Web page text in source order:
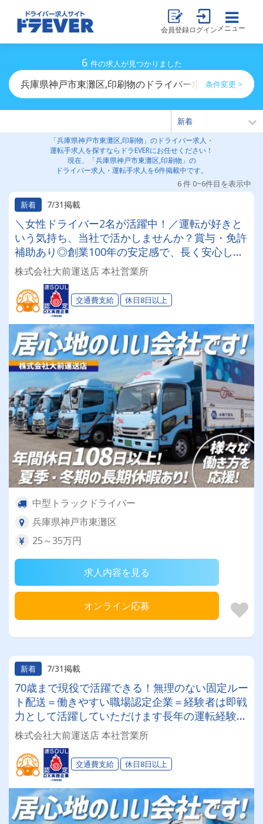
会員登録ログイン メニュー
6 件の求人が見つかりました
兵庫県神戸市東灘区,印刷物のドライバー求人・運転手求
条件変更 >
「兵庫県神戸市東灘区,印刷物」のドライバー求人・
運転手求人を探すならドラEVERにお任せください！
現在、「兵庫県神戸市東灘区,印刷物」の
ドライバー求人・運転手求人を6件掲載中です。
6 件 0~6件目を表示中
新着
7/31掲載
＼女性ドライバー2名が活躍中！／運転が好きと
いう気持ち、当社で活かしませんか？賞与・免許
補助あり◎創業100年の安定感で、長く安心して
働けます♪
株式会社大前運送店 本社営業所
交通費支給 休日8日以上
中型トラックドライバー
兵庫県神戸市東灘区
25～35万円
求人内容を見る
オンライン応募
新着 7/31掲載
70歳まで現役で活躍できる！無理のない固定ルー
ト配送＝働きやすい職場認定企業＝経験者は即戦
力として活躍していただけます長年の運転経験を
当社で活かしませんか？
株式会社大前運送店 本社営業所
交通費支給 休日8日以上